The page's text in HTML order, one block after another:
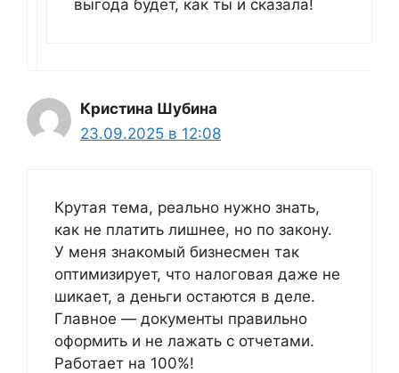
выгода будет, как ты и сказала!
Кристина Шубина
23.09.2025 в 12:08
Крутая тема, реально нужно знать,
как не платить лишнее, но по закону.
У меня знакомый бизнесмен так
оптимизирует, что налоговая даже не
шикает, а деньги остаются в деле.
Главное — документы правильно
оформить и не лажать с отчетами.
Работает на 100%!